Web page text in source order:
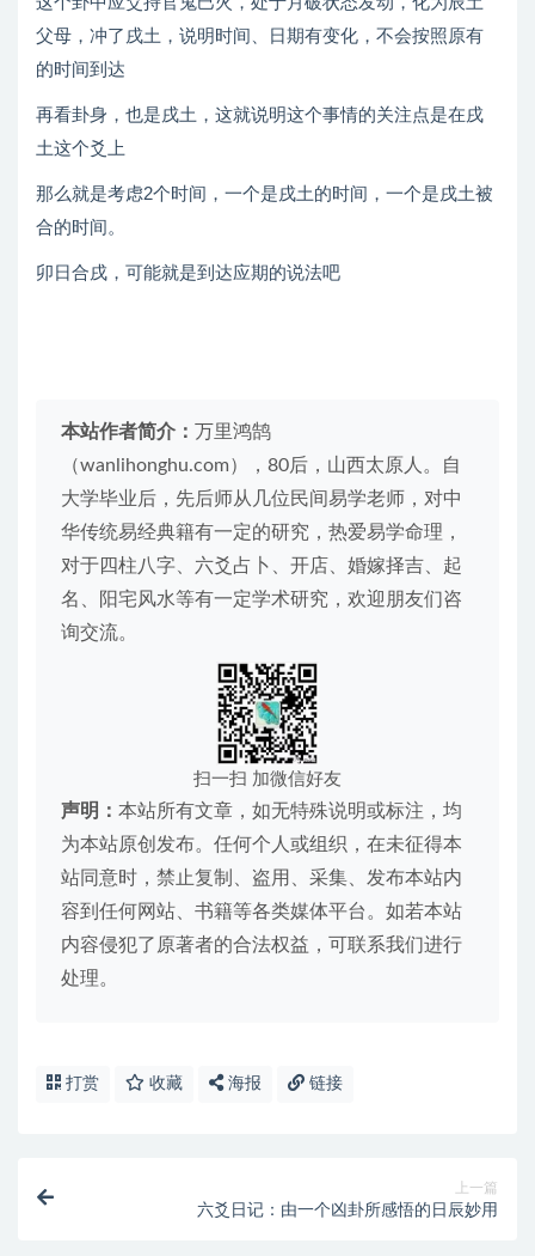
父母，冲了戌土，说明时间、日期有变化，不会按照原有
的时间到达
再看卦身，也是戌土，这就说明这个事情的关注点是在戌
土这个爻上
那么就是考虑2个时间，一个是戌土的时间，一个是戌土被
合的时间。
卯日合戌，可能就是到达应期的说法吧
本站作者简介： 万里鸿鹄
（wanlihonghu.com），80后，山西太原人。自
大学毕业后，先后师从几位民间易学老师，对中
华传统易经典籍有一定的研究，热爱易学命理，
对于四柱八字、六爻占卜、开店、婚嫁择吉、起
名、阳宅风水等有一定学术研究，欢迎朋友们咨
询交流。
扫一扫 加微信好友
声明： 本站所有文章，如无特殊说明或标注，均
为本站原创发布。任何个人或组织，在未征得本
站同意时，禁止复制、盗用、采集、发布本站内
容到任何网站、书籍等各类媒体平台。如若本站
内容侵犯了原著者的合法权益，可联系我们进行
处理。
打赏 收藏 海报 链接
上一篇
六爻日记：由一个凶卦所感悟的日辰妙用